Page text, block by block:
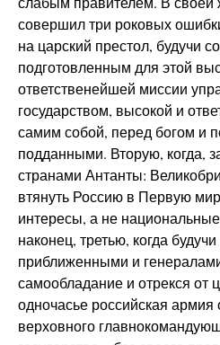
совершил три роковых
на царский престол, будучи
подготовленным для этой
ответственейшей миссии
государством, высокой и
самим собой, перед богом и
подданными. Вторую, когда,
странами Антанты:
втянуть Россию в Первую
интересы, а не
наконец, третью, когда
приближенными и
самообладание и отрекся от
одночасье российская армия
верховного